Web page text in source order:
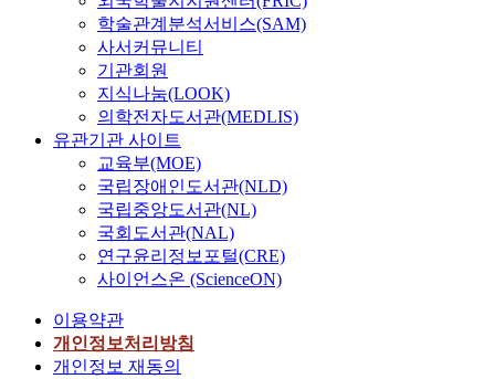
학술관계분석서비스(SAM)
사서커뮤니티
기관회원
지식나눔(LOOK)
의학전자도서관(MEDLIS)
유관기관 사이트
교육부(MOE)
국립장애인도서관(NLD)
국립중앙도서관(NL)
국회도서관(NAL)
연구윤리정보포털(CRE)
사이언스온 (ScienceON)
이용약관
개인정보처리방침
개인정보 재동의